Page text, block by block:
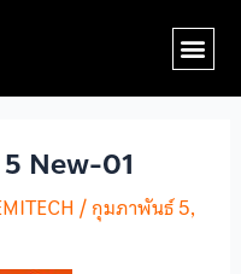
New-01
/กุมภาพันธ์ 5,